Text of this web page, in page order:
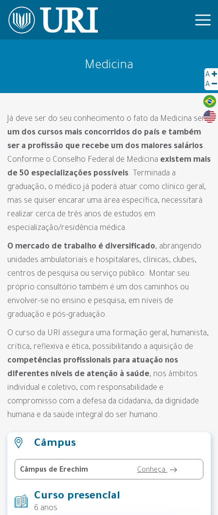
A
A
Medicina
Já deve ser do seu conhecimento o fato da Medicina ser
um dos cursos mais concorridos do país e também
ser a profissão que recebe um dos maiores salários.
Conforme o Conselho Federal de Medicina existem mais
de 50 especializações possíveis. Terminada a
graduação, o médico já poderá atuar como clínico geral,
mas se quiser encarar uma área específica, necessitará
realizar cerca de três anos de estudos em
especialização/residência médica.
O mercado de trabalho é diversificado, abrangendo
unidades ambulatoriais e hospitalares, clínicas, clubes,
centros de pesquisa ou serviço público. Montar seu
próprio consultório também é um dos caminhos ou
envolver-se no ensino e pesquisa, em níveis de
graduação e pós-graduação.
O curso da URI assegura uma formação geral, humanista,
crítica, reflexiva e ética, possibilitando a aquisição de
competências profissionais para atuação nos
diferentes níveis de atenção à saúde, nos âmbitos
individual e coletivo, com responsabilidade e
compromisso com a defesa da cidadania, da dignidade
humana e da saúde integral do ser humano.
Câmpus
Câmpus de Erechim Conheça
Curso presencial
6 anos